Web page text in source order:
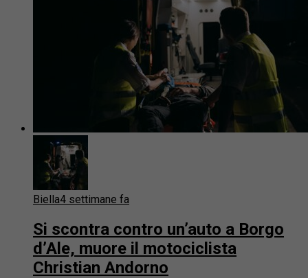
Biella4 settimane fa
Si scontra contro un’auto a Borgo
d’Ale, muore il motociclista
Christian Andorno